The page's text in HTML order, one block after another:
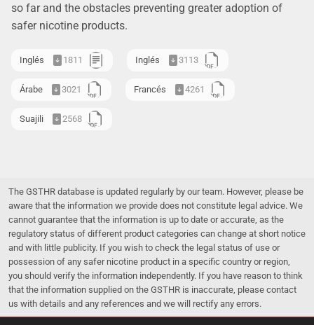
so far and the obstacles preventing greater adoption of
safer nicotine products.
Inglés 1811 Inglés 3113
Árabe 3021 Francés 4261
Suajili 2568
The GSTHR database is updated regularly by our team. However, please be
aware that the information we provide does not constitute legal advice. We
cannot guarantee that the information is up to date or accurate, as the
regulatory status of different product categories can change at short notice
and with little publicity. If you wish to check the legal status of use or
possession of any safer nicotine product in a specific country or region,
you should verify the information independently. If you have reason to think
that the information supplied on the GSTHR is inaccurate, please contact
us with details and any references and we will rectify any errors.